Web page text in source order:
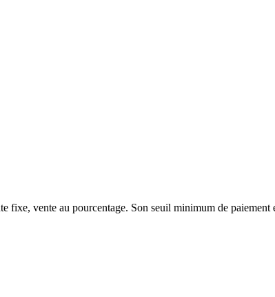
fixe, vente au pourcentage. Son seuil minimum de paiement